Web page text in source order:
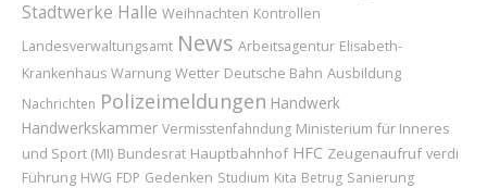
Stadtwerke Halle Weihnachten Kontrollen
Landesverwaltungsamt News Arbeitsagentur Elisabeth-
Krankenhaus Warnung Wetter Deutsche Bahn Ausbildung
Nachrichten Polizeimeldungen Handwerk
Handwerkskammer Vermisstenfahndung Ministerium für Inneres
und Sport (MI) Bundesrat Hauptbahnhof HFC Zeugenaufruf verdi
Führung HWG FDP Gedenken Studium Kita Betrug Sanierung